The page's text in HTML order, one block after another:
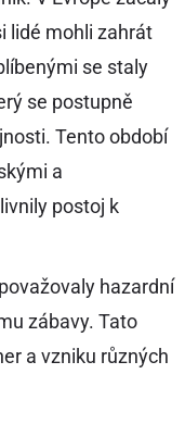
lidé mohli zahrát
se staly
se postupně
Tento období
a
postoj k
hazardní
zábavy. Tato
a vzniku různých